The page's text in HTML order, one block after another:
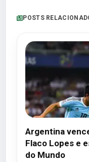
POSTS
Argentina
Flaco Lopes e
do Mundo